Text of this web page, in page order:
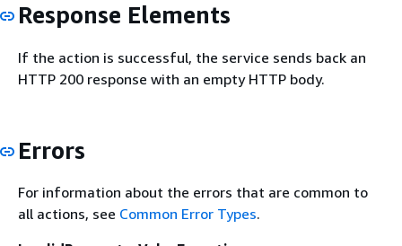
Response Elements
If the action is successful, the service sends back an
HTTP 200 response with an empty HTTP body.
Errors
For information about the errors that are common to
all actions, see Common Error Types.